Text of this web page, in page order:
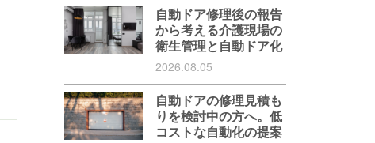
自動ドア修理後の報告
から考える介護現場の
衛生管理と自動ドア化
2026.08.05
自動ドアの修理見積も
りを検討中の方へ。低
コストな自動化の提案